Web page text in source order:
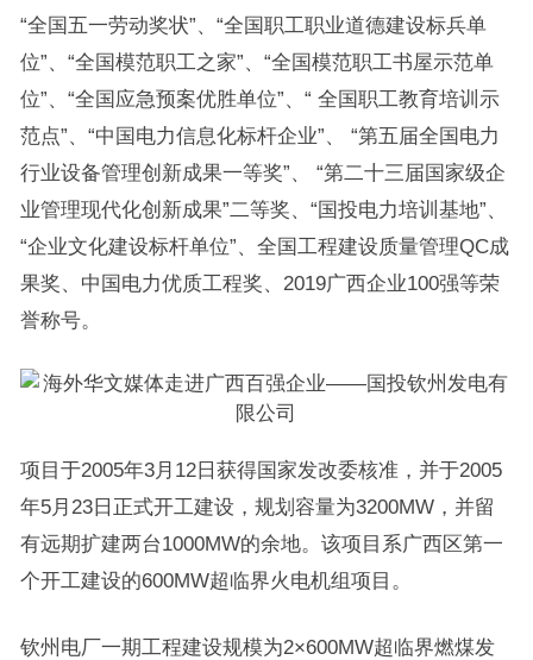
“全国五一劳动奖状”、“全国职工职业道德建设标兵单
位”、“全国模范职工之家”、“全国模范职工书屋示范单
位”、“全国应急预案优胜单位”、“ 全国职工教育培训示
范点”、“中国电力信息化标杆企业”、 “第五届全国电力
行业设备管理创新成果一等奖”、 “第二十三届国家级企
业管理现代化创新成果”二等奖、“国投电力培训基地”、
“企业文化建设标杆单位”、全国工程建设质量管理QC成
果奖、中国电力优质工程奖、2019广西企业100强等荣
誉称号。
项目于2005年3月12日获得国家发改委核准，并于2005
年5月23日正式开工建设，规划容量为3200MW，并留
有远期扩建两台1000MW的余地。该项目系广西区第一
个开工建设的600MW超临界火电机组项目。
钦州电厂一期工程建设规模为2×600MW超临界燃煤发